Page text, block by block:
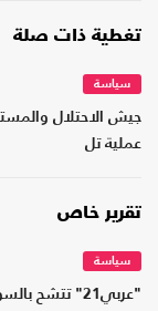
تغطية ذات صلة
سياسة
جيش الاحتلال
عملية تل
تقرير خاص
سياسة
"عربي21"